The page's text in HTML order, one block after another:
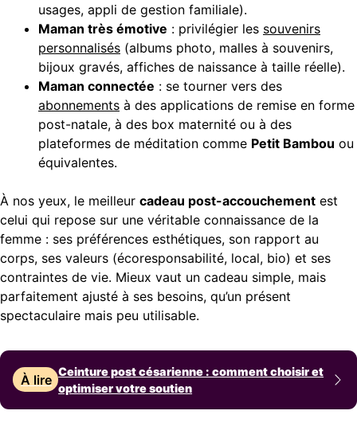
usages, appli de gestion familiale).
Maman très émotive : privilégier les souvenirs
personnalisés (albums photo, malles à souvenirs,
bijoux gravés, affiches de naissance à taille réelle).
Maman connectée : se tourner vers des
abonnements à des applications de remise en forme
post-natale, à des box maternité ou à des
plateformes de méditation comme Petit Bambou ou
équivalentes.
À nos yeux, le meilleur cadeau post-accouchement est
celui qui repose sur une véritable connaissance de la
femme : ses préférences esthétiques, son rapport au
corps, ses valeurs (écoresponsabilité, local, bio) et ses
contraintes de vie. Mieux vaut un cadeau simple, mais
parfaitement ajusté à ses besoins, qu’un présent
spectaculaire mais peu utilisable.
À lire
Ceinture post césarienne : comment choisir et
optimiser votre soutien